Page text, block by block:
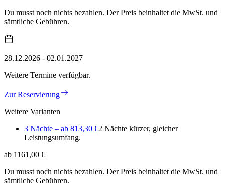
Du musst noch nichts bezahlen. Der Preis beinhaltet die MwSt. und
sämtliche Gebühren.
28.12.2026 - 02.01.2027
Weitere Termine verfügbar.
Zur Reservierung
Weitere Varianten
3 Nächte – ab 813,30 €2 Nächte kürzer, gleicher
Leistungsumfang.
ab 1161,00 €
Du musst noch nichts bezahlen. Der Preis beinhaltet die MwSt. und
sämtliche Gebühren.